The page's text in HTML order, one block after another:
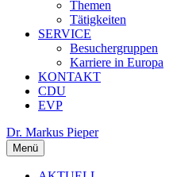
Themen
Tätigkeiten
SERVICE
Besuchergruppen
Karriere in Europa
KONTAKT
CDU
EVP
Dr. Markus Pieper
Menü